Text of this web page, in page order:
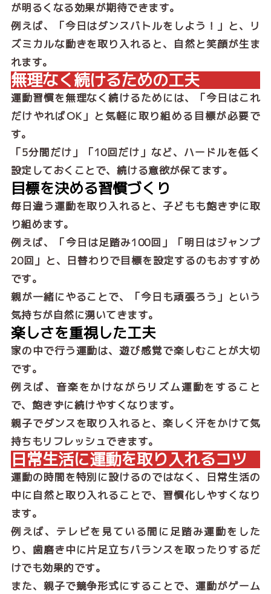
が明るくなる効果が期待できます。
例えば、「今日はダンスバトルをしよう！」と、リ
ズミカルな動きを取り入れると、自然と笑顔が生ま
れます。
無理なく続けるための工夫
運動習慣を無理なく続けるためには、「今日はこれ
だけやればOK」と気軽に取り組める目標が必要で
す。
「5分間だけ」「10回だけ」など、ハードルを低く
設定しておくことで、続ける意欲が保てます。
目標を決める習慣づくり
毎日違う運動を取り入れると、子どもも飽きずに取
り組めます。
例えば、「今日は足踏み100回」「明日はジャンプ
20回」と、日替わりで目標を設定するのもおすすめ
です。
親が一緒にやることで、「今日も頑張ろう」という
気持ちが自然に湧いてきます。
楽しさを重視した工夫
家の中で行う運動は、遊び感覚で楽しむことが大切
です。
例えば、音楽をかけながらリズム運動をすること
で、飽きずに続けやすくなります。
親子でダンスを取り入れると、楽しく汗をかけて気
持ちもリフレッシュできます。
日常生活に運動を取り入れるコツ
運動の時間を特別に設けるのではなく、日常生活の
中に自然と取り入れることで、習慣化しやすくなり
ます。
例えば、テレビを見ている間に足踏み運動をした
り、歯磨き中に片足立ちバランスを取ったりするだ
けでも効果的です。
また、親子で競争形式にすることで、運動がゲーム